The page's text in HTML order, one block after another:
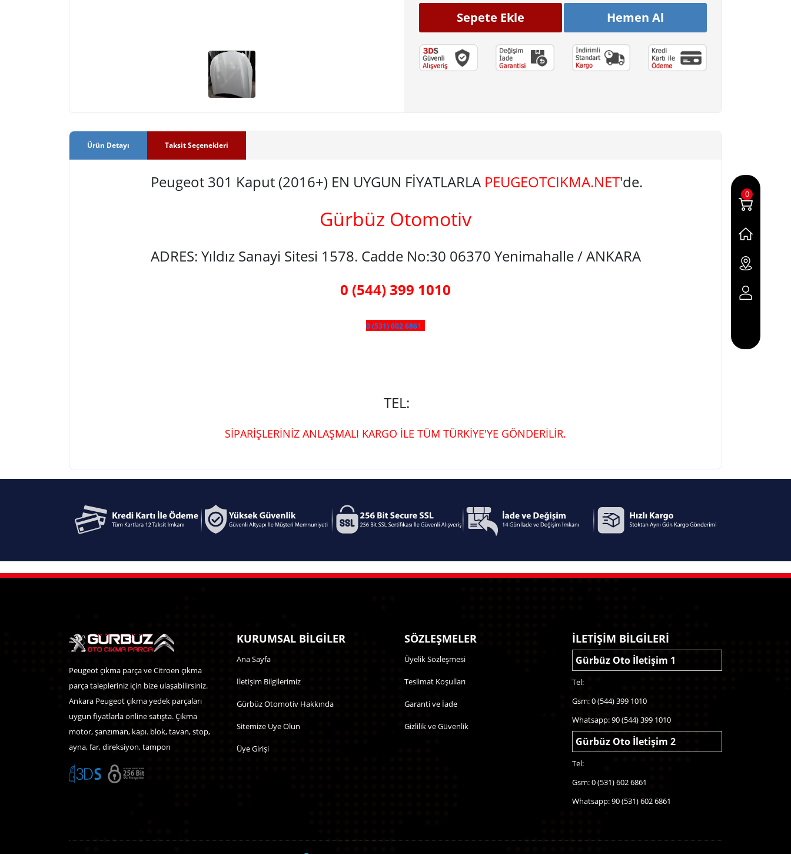
Sepete Ekle Hemen Al
Ürün Detayı Taksit Seçenekleri
Peugeot 301 Kaput (2016+) EN UYGUN FİYATLARLA PEUGEOTCIKMA.NET'de.
Gürbüz Otomotiv
ADRES: Yıldız Sanayi Sitesi 1578. Cadde No:30 06370 Yenimahalle / ANKARA
0 (544) 399 1010
0 (531) 602 6861
TEL:
SİPARİŞLERİNİZ ANLAŞMALI KARGO İLE TÜM TÜRKİYE'YE GÖNDERİLİR.
0
Peugeot çıkma parça ve Citroen çıkma
parça talepleriniz için bize ulaşabilirsiniz.
Ankara Peugeot çıkma yedek parçaları
uygun fiyatlarla online satışta. Çıkma
motor, şanzıman, kapı. blok, tavan, stop,
ayna, far, direksiyon, tampon
KURUMSAL BİLGİLER
Ana Sayfa
İletişim Bilgilerimiz
Gürbüz Otomotiv Hakkında
Sitemize Üye Olun
Üye Girişi
SÖZLEŞMELER
Üyelik Sözleşmesi
Teslimat Koşulları
Garanti ve İade
Gizlilik ve Güvenlik
İLETİŞİM BİLGİLERİ
Gürbüz Oto İletişim 1
Tel:
Gsm: 0 (544) 399 1010
Whatsapp: 90 (544) 399 1010
Gürbüz Oto İletişim 2
Tel:
Gsm: 0 (531) 602 6861
Whatsapp: 90 (531) 602 6861